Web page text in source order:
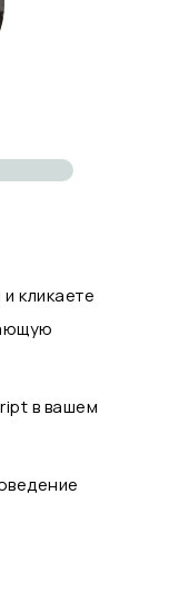
кликаете
в вашем